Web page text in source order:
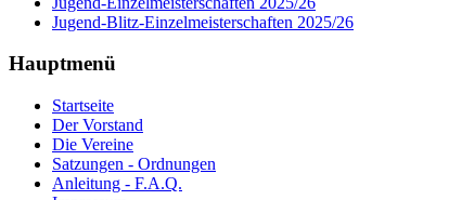
Jugend-Blitz-Einzelmeisterschaften 2025/26
Hauptmenü
Startseite
Der Vorstand
Die Vereine
Satzungen - Ordnungen
Anleitung - F.A.Q.